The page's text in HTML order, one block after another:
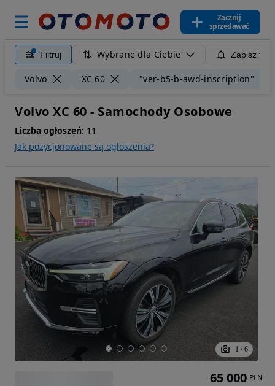
Zacznij
sprzedawać
Filtruj Wybrane dla Ciebie Zapisz
Volvo XC 60 "ver-b5-b-awd-inscription"
Volvo XC 60 - Samochody Osobowe
Liczba ogłoszeń: 11
Jak pozycjonowane są ogłoszenia?
1 / 6
65 000 PLN